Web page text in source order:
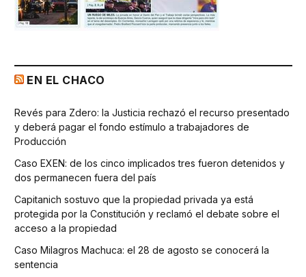
EN EL CHACO
Revés para Zdero: la Justicia rechazó el recurso presentado
y deberá pagar el fondo estímulo a trabajadores de
Producción
Caso EXEN: de los cinco implicados tres fueron detenidos y
dos permanecen fuera del país
Capitanich sostuvo que la propiedad privada ya está
protegida por la Constitución y reclamó el debate sobre el
acceso a la propiedad
Caso Milagros Machuca: el 28 de agosto se conocerá la
sentencia